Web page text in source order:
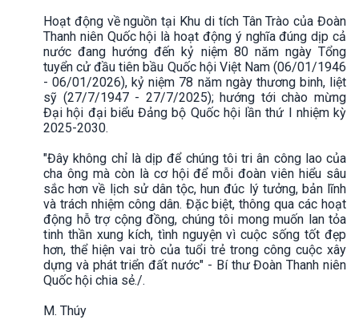
Hoạt động về nguồn tại Khu di tích Tân Trào của Đoàn
Thanh niên Quốc hội là hoạt động ý nghĩa đúng dịp cả
nước đang hướng đến kỷ niệm 80 năm ngày Tổng
tuyển cử đầu tiên bầu Quốc hội Việt Nam (06/01/1946
- 06/01/2026), kỷ niệm 78 năm ngày thương binh, liệt
sỹ (27/7/1947 - 27/7/2025); hướng tới chào mừng
Đại hội đại biểu Đảng bộ Quốc hội lần thứ I nhiệm kỳ
2025-2030.
"Đây không chỉ là dịp để chúng tôi tri ân công lao của
cha ông mà còn là cơ hội để mỗi đoàn viên hiểu sâu
sắc hơn về lịch sử dân tộc, hun đúc lý tưởng, bản lĩnh
và trách nhiệm công dân. Đặc biệt, thông qua các hoạt
động hỗ trợ cộng đồng, chúng tôi mong muốn lan tỏa
tinh thần xung kích, tình nguyện vì cuộc sống tốt đẹp
hơn, thể hiện vai trò của tuổi trẻ trong công cuộc xây
dựng và phát triển đất nước" - Bí thư Đoàn Thanh niên
Quốc hội chia sẻ./.
M. Thúy